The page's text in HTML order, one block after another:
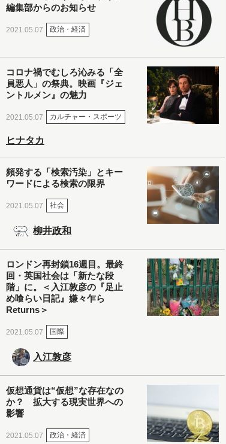
編集部からのお知らせ
2021.05.07 政治・経済
コロナ禍でむしろ沁みる「全
員悪人」の祭典。映画『ジェ
ントルメン』の魅力
2021.05.07 カルチャー・スポーツ
ヒナタカ
頻発する「検索汚染」とキー
ワードによる検索の限界
2021.05.07 社会
柳井政和
ロンドン再封鎖16週目。最終
回・英国社会は「新たな段
階」に。＜入江敦彦の『足止
め喰らい日記』嫌々乍ら
Returns＞
2021.05.07 国際
入江敦彦
仮想通貨は“仮想”な存在なの
か？ 拡大する現実世界への
影響
2021.05.07 政治・経済